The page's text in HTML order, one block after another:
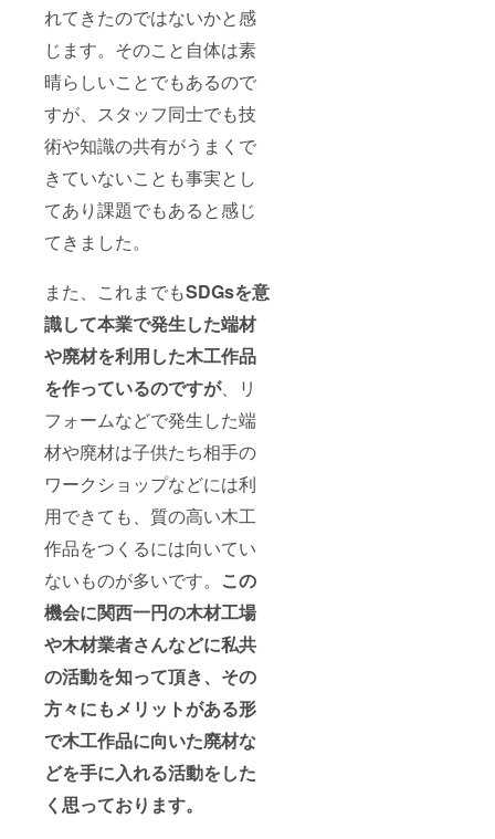
れてきたのではないかと感
じます。そのこと自体は素
晴らしいことでもあるので
すが、スタッフ同士でも技
術や知識の共有がうまくで
きていないことも事実とし
てあり課題でもあると感じ
てきました。
また、これまでもSDGsを意
識して本業で発生した端材
や廃材を利用した木工作品
を作っているのですが、リ
フォームなどで発生した端
材や廃材は子供たち相手の
ワークショップなどには利
用できても、質の高い木工
作品をつくるには向いてい
ないものが多いです。 この
機会に関西一円の木材工場
や木材業者さんなどに私共
の活動を知って頂き、その
方々にもメリットがある形
で木工作品に向いた廃材な
どを手に入れる活動をした
く思っております。